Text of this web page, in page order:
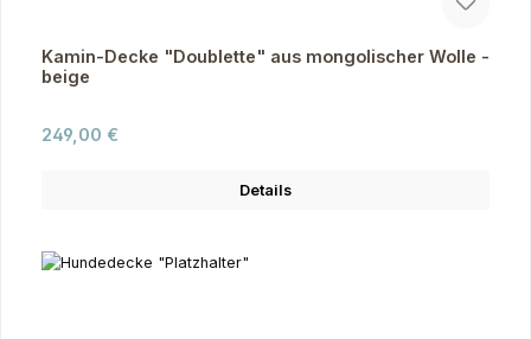
Kamin-Decke "Doublette" aus mongolischer Wolle -
beige
Regulärer Preis:
249,00 €
Details